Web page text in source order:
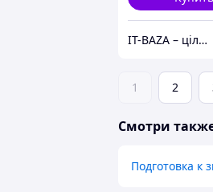
IT-BAZA – ціла база потрібних речей для всієї родини
1 2
Смотри
Подготовка к